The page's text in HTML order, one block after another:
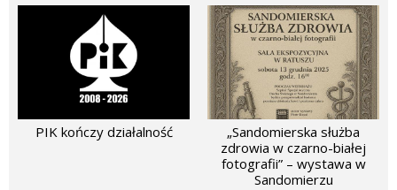
PIK kończy działalność
„Sandomierska służba
zdrowia w czarno-białej
fotografii” – wystawa w
Sandomierzu